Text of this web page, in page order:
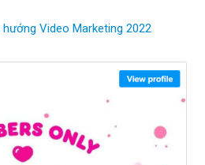
Video Marketing 2022